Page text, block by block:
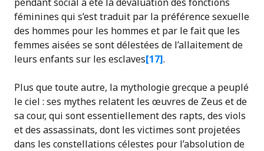
féminines qui s’est traduit par la préférence sexuelle
des hommes pour les hommes et par le fait que les
femmes aisées se sont délestées de l’allaitement de
leurs enfants sur les esclaves[17].
Plus que toute autre, la mythologie grecque a peuplé
le ciel : ses mythes relatent les œuvres de Zeus et de
sa cour, qui sont essentiellement des rapts, des viols
et des assassinats, dont les victimes sont projetées
dans les constellations célestes pour l’absolution de